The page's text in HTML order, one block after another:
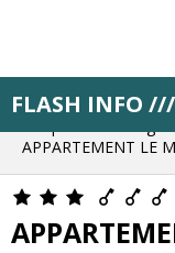
principal
FLASH INFO ///
Accueil
Résa
APPARTEMENT LE